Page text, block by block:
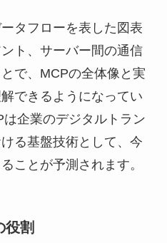
タフローを表した図表
ト、サーバー間の通信
で、MCPの全体像と実
できるようになってい
企業のデジタルトラン
る基盤技術として、今
ことが予測されます。
役割